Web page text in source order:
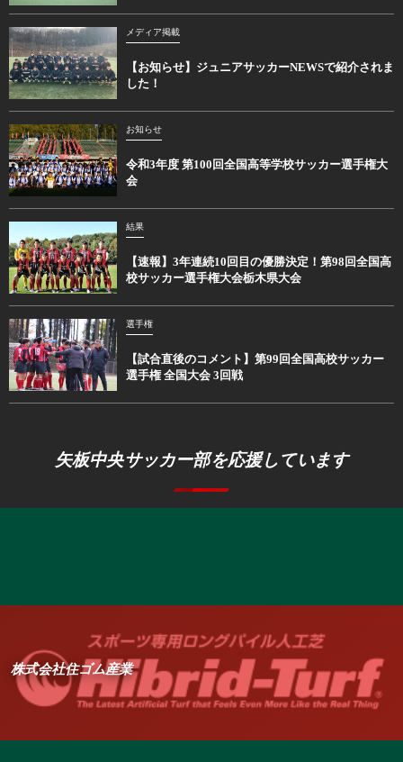
メディア掲載
【お知らせ】ジュニアサッカーNEWSで紹介されま
した！
お知らせ
令和3年度 第100回全国高等学校サッカー選手権大
会
結果
【速報】3年連続10回目の優勝決定！第98回全国高
校サッカー選手権大会栃木県大会
選手権
【試合直後のコメント】第99回全国高校サッカー
選手権 全国大会 3回戦
矢板中央サッカー部を応援しています
株式会社住ゴム産業